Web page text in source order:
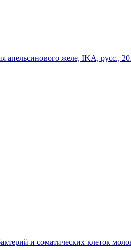
апельсинового желе, IKA, русс.,
и соматических клеток